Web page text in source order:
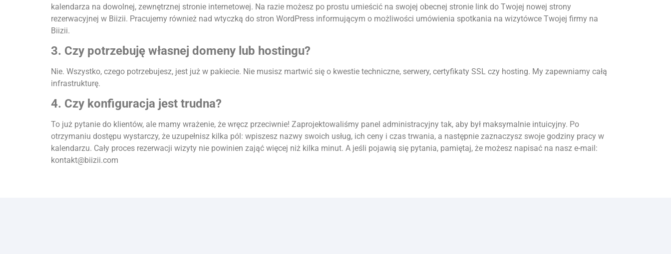
kalendarza na dowolnej, zewnętrznej stronie internetowej. Na razie możesz po prostu umieścić na swojej obecnej stronie link do Twojej nowej strony
rezerwacyjnej w Biizii. Pracujemy również nad wtyczką do stron WordPress informującym o możliwości umówienia spotkania na wizytówce Twojej firmy na
Biizii.
3. Czy potrzebuję własnej domeny lub hostingu?
Nie. Wszystko, czego potrzebujesz, jest już w pakiecie. Nie musisz martwić się o kwestie techniczne, serwery, certyfikaty SSL czy hosting. My zapewniamy całą
infrastrukturę.
4. Czy konfiguracja jest trudna?
To już pytanie do klientów, ale mamy wrażenie, że wręcz przeciwnie! Zaprojektowaliśmy panel administracyjny tak, aby był maksymalnie intuicyjny. Po
otrzymaniu dostępu wystarczy, że uzupełnisz kilka pól: wpiszesz nazwy swoich usług, ich ceny i czas trwania, a następnie zaznaczysz swoje godziny pracy w
kalendarzu. Cały proces rezerwacji wizyty nie powinien zająć więcej niż kilka minut. A jeśli pojawią się pytania, pamiętaj, że możesz napisać na nasz e-mail:
kontakt@biizii.com